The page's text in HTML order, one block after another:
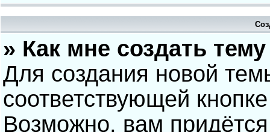
» Как мне создать
Для создания новой
соответствующей
Возможно, вам